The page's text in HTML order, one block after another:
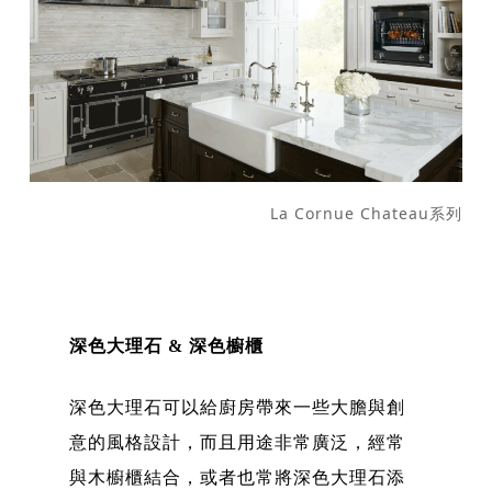
La Cornue Chateau系列
深色大理石 & 深色櫥櫃
深色大理石可以給廚房帶來一些大膽與創
意的風格設計，而且用途非常廣泛，經常
與木櫥櫃結合，或者也常將深色大理石添